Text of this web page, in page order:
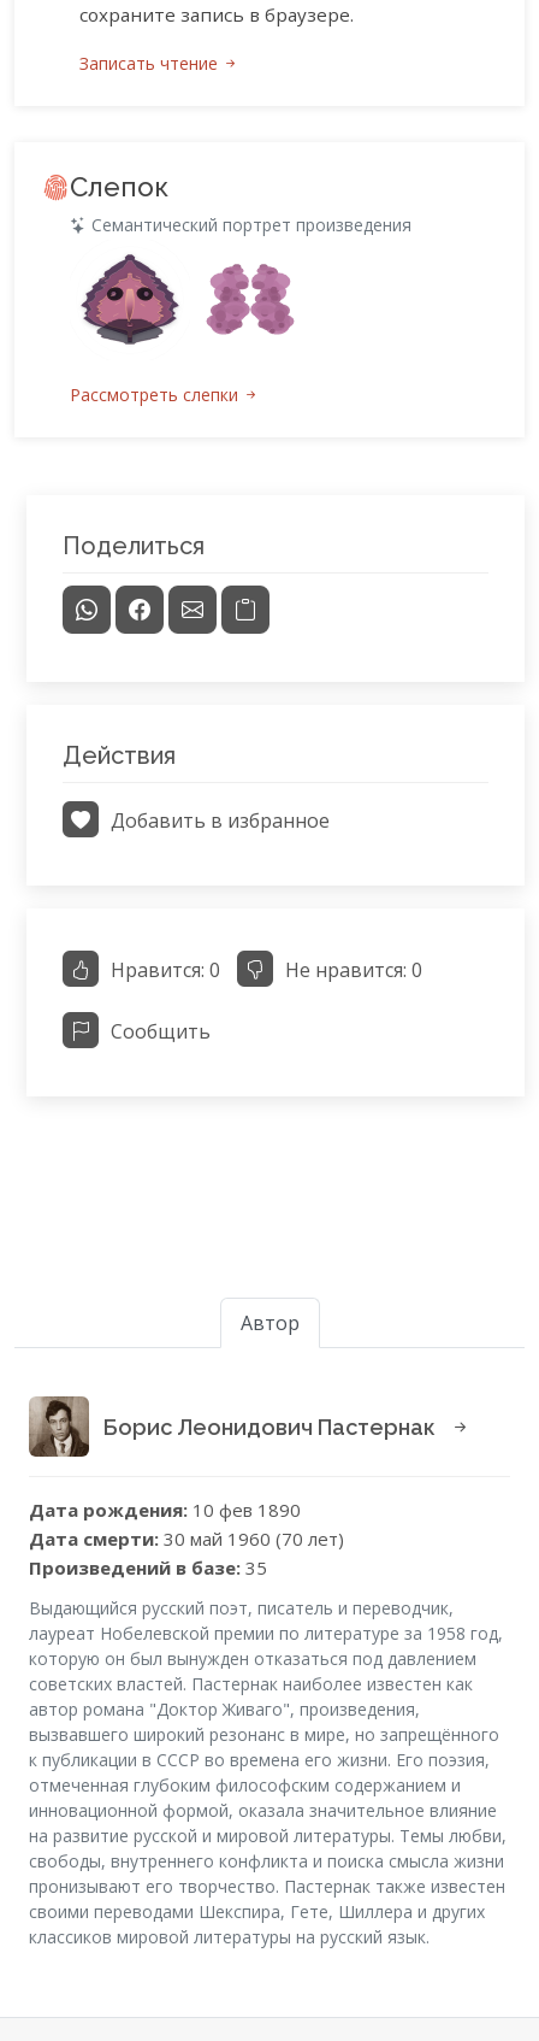
сохраните запись в браузере.
Записать чтение
Слепок
Семантический портрет произведения
Рассмотреть слепки
Поделиться
Действия
Добавить в избранное
Нравится: 0 Не нравится: 0
Сообщить
Автор
Борис Леонидович Пастернак
Дата рождения: 10 фев 1890
Дата смерти: 30 май 1960 (70 лет)
Произведений в базе: 35
Выдающийся русский поэт, писатель и переводчик,
лауреат Нобелевской премии по литературе за 1958 год,
которую он был вынужден отказаться под давлением
советских властей. Пастернак наиболее известен как
автор романа "Доктор Живаго", произведения,
вызвавшего широкий резонанс в мире, но запрещённого
к публикации в СССР во времена его жизни. Его поэзия,
отмеченная глубоким философским содержанием и
инновационной формой, оказала значительное влияние
на развитие русской и мировой литературы. Темы любви,
свободы, внутреннего конфликта и поиска смысла жизни
пронизывают его творчество. Пастернак также известен
своими переводами Шекспира, Гете, Шиллера и других
классиков мировой литературы на русский язык.